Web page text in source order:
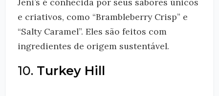
e criativos, como “Brambleberry Crisp” e
“Salty Caramel”. Eles são feitos com
ingredientes de origem sustentável.
10. Turkey Hill